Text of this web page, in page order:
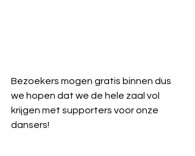
Bezoekers mogen gratis binnen dus
we hopen dat we de hele zaal vol
krijgen met supporters voor onze
dansers!